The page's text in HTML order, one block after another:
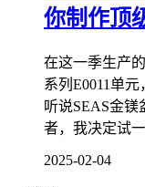
你制作顶
在这一季生产
系列E0011单
听说SEAS金
者，我决定试
2025-02-04